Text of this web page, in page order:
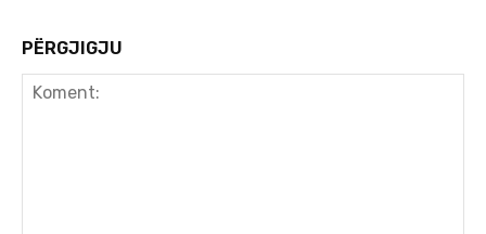
PËRGJIGJU